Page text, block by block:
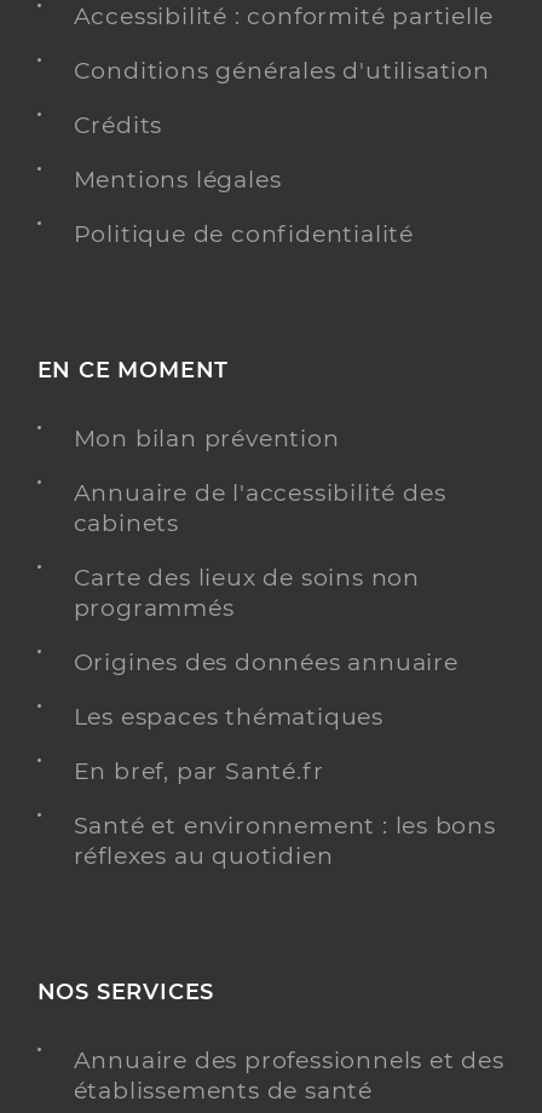
Accessibilité : conformité partielle
Conditions générales d'utilisation
Crédits
Mentions légales
Politique de confidentialité
EN CE MOMENT
Mon bilan prévention
Annuaire de l'accessibilité des
cabinets
Carte des lieux de soins non
programmés
Origines des données annuaire
Les espaces thématiques
En bref, par Santé.fr
Santé et environnement : les bons
réflexes au quotidien
NOS SERVICES
Annuaire des professionnels et des
établissements de santé